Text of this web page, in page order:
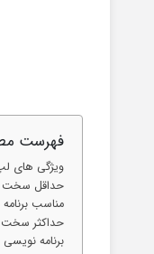
فهرست
ویژگی های
حداقل سخت
مناسب
حداکثر سخت
برنامه نویسی